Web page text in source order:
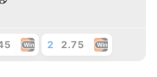
2 2.75